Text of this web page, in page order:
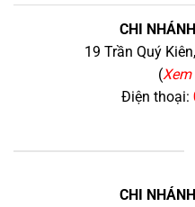
CHI
19 Trần Quý
(Xem
Điện thoại:
CHI